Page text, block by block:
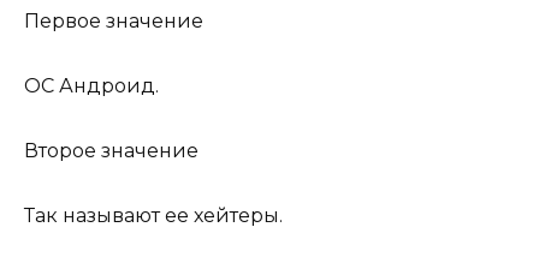
Первое значение
ОС Андроид.
Второе значение
Так называют ее хейтеры.